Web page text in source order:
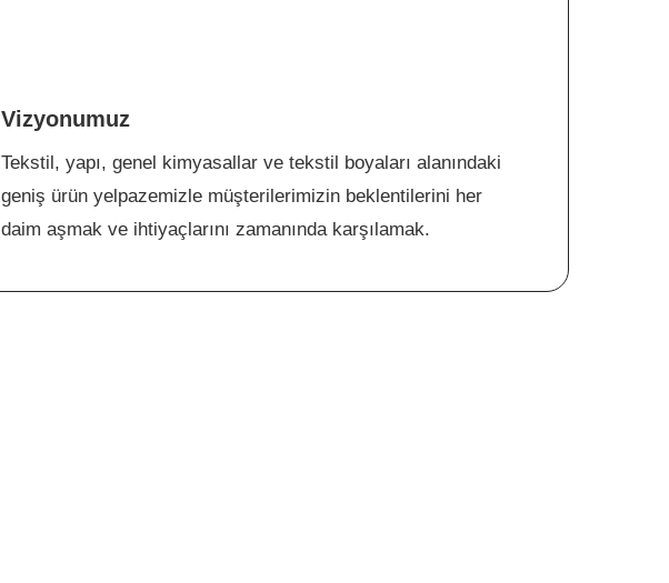
Vizyonumuz
Tekstil, yapı, genel kimyasallar ve tekstil boyaları alanındaki
geniş ürün yelpazemizle müşterilerimizin beklentilerini her
daim aşmak ve ihtiyaçlarını zamanında karşılamak.